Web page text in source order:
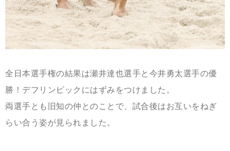
全日本選手権の結果は瀬井達也選手と今井勇太選手の優
勝！デフリンピックにはずみをつけました。
両選手とも旧知の仲とのことで、試合後はお互いをねぎ
らい合う姿が見られました。